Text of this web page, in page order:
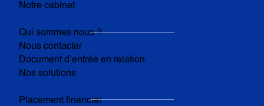
Notre cabinet
Qui sommes nous ?
Nous contacter
Document d’entrée en relation
Nos solutions
Placement financier